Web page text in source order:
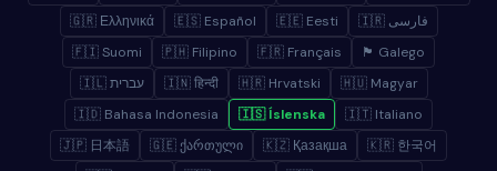
🇬🇷 Ελληνικά
🇪🇸 Español 🇪🇪 Eesti
🇮🇷 فارسی
🇫🇮 Suomi
🇵🇭 Filipino 🇫🇷 Français
🏴 Galego
🇮🇱 עברית
🇮🇳 हिन्दी 🇭🇷 Hrvatski
🇭🇺 Magyar
🇮🇩 Bahasa Indonesia
🇮🇸 Íslenska
🇮🇹 Italiano
🇯🇵 日本語
🇬🇪 ქართული 🇰🇿 Қазақша
🇰🇷 한국어